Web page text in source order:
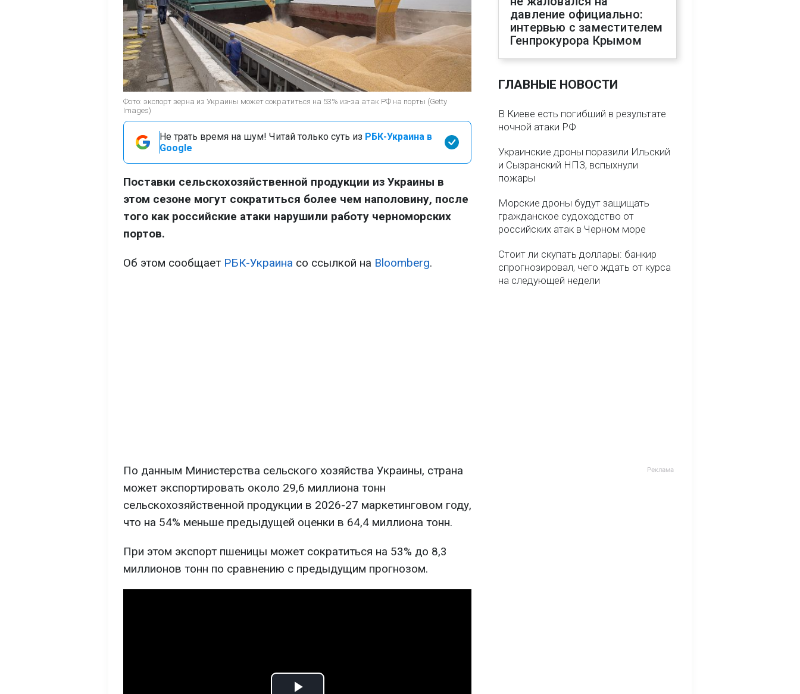
Фото: экспорт зерна из Украины может сократиться на 53% из-за атак РФ на порты (Getty
Images)
Не трать время на шум! Читай только суть из РБК-Украина в
Google
Поставки сельскохозяйственной продукции из Украины в
этом сезоне могут сократиться более чем наполовину, после
того как российские атаки нарушили работу черноморских
портов.
Об этом сообщает РБК-Украина со ссылкой на Bloomberg.
По данным Министерства сельского хозяйства Украины, страна
может экспортировать около 29,6 миллиона тонн
сельскохозяйственной продукции в 2026-27 маркетинговом году,
что на 54% меньше предыдущей оценки в 64,4 миллиона тонн.
При этом экспорт пшеницы может сократиться на 53% до 8,3
миллионов тонн по сравнению с предыдущим прогнозом.
давление официально:
интервью с заместителем
Генпрокурора Крымом
ГЛАВНЫЕ НОВОСТИ
В Киеве есть погибший в результате
ночной атаки РФ
Украинские дроны поразили Ильский
и Сызранский НПЗ, вспыхнули
пожары
Морские дроны будут защищать
гражданское судоходство от
российских атак в Черном море
Стоит ли скупать доллары: банкир
спрогнозировал, чего ждать от курса
на следующей недели